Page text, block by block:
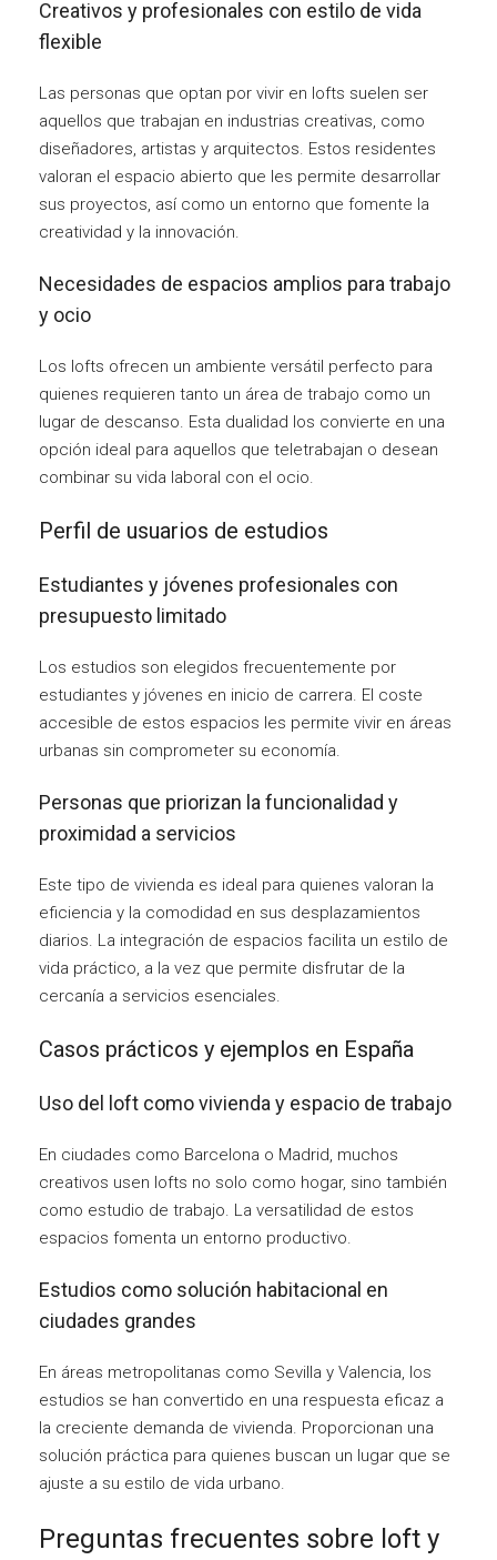
Creativos y profesionales con estilo de vida
flexible
Las personas que optan por vivir en lofts suelen ser
aquellos que trabajan en industrias creativas, como
diseñadores, artistas y arquitectos. Estos residentes
valoran el espacio abierto que les permite desarrollar
sus proyectos, así como un entorno que fomente la
creatividad y la innovación.
Necesidades de espacios amplios para trabajo
y ocio
Los lofts ofrecen un ambiente versátil perfecto para
quienes requieren tanto un área de trabajo como un
lugar de descanso. Esta dualidad los convierte en una
opción ideal para aquellos que teletrabajan o desean
combinar su vida laboral con el ocio.
Perfil de usuarios de estudios
Estudiantes y jóvenes profesionales con
presupuesto limitado
Los estudios son elegidos frecuentemente por
estudiantes y jóvenes en inicio de carrera. El coste
accesible de estos espacios les permite vivir en áreas
urbanas sin comprometer su economía.
Personas que priorizan la funcionalidad y
proximidad a servicios
Este tipo de vivienda es ideal para quienes valoran la
eficiencia y la comodidad en sus desplazamientos
diarios. La integración de espacios facilita un estilo de
vida práctico, a la vez que permite disfrutar de la
cercanía a servicios esenciales.
Casos prácticos y ejemplos en España
Uso del loft como vivienda y espacio de trabajo
En ciudades como Barcelona o Madrid, muchos
creativos usen lofts no solo como hogar, sino también
como estudio de trabajo. La versatilidad de estos
espacios fomenta un entorno productivo.
Estudios como solución habitacional en
ciudades grandes
En áreas metropolitanas como Sevilla y Valencia, los
estudios se han convertido en una respuesta eficaz a
la creciente demanda de vivienda. Proporcionan una
solución práctica para quienes buscan un lugar que se
ajuste a su estilo de vida urbano.
Preguntas frecuentes sobre loft y